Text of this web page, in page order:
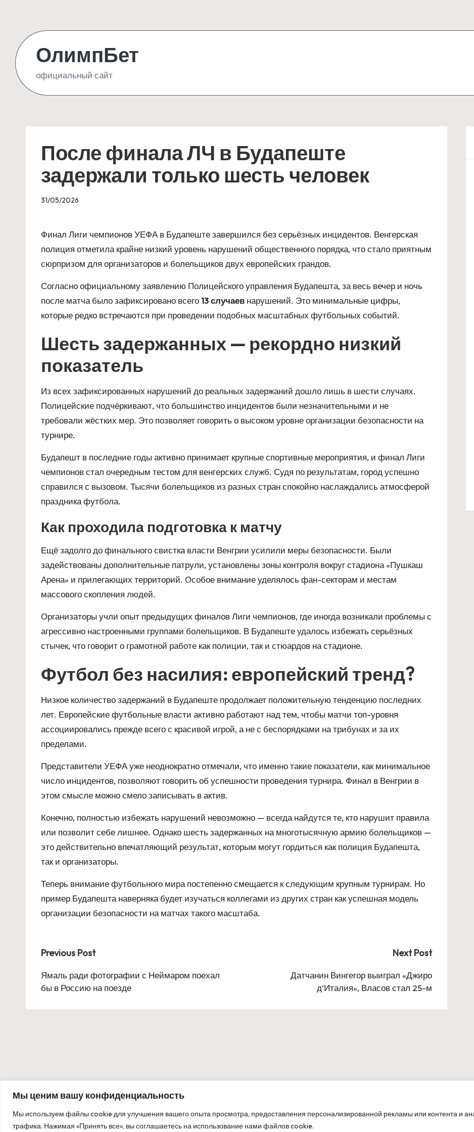
Мы ценим вашу конфиденциальность
Мы используем файлы cookie для улучшения вашего опыта просмотра, предоставления персонализированной рекламы или контента и
трафика. Нажимая «Принять все», вы соглашаетесь на использование нами файлов cookie.
content
ОлимпБет
официальный сайт
После финала ЛЧ в Будапеште
задержали только шесть человек
31/05/2026
Финал Лиги чемпионов УЕФА в Будапеште завершился без серьёзных инцидентов. Венгерская
полиция отметила крайне низкий уровень нарушений общественного порядка, что стало приятным
сюрпризом для организаторов и болельщиков двух европейских грандов.
Согласно официальному заявлению Полицейского управления Будапешта, за весь вечер и ночь
после матча было зафиксировано всего13 случаев нарушений. Это минимальные цифры,
которые редко встречаются при проведении подобных масштабных футбольных событий.
Шесть задержанных — рекордно низкий
показатель
Из всех зафиксированных нарушений до реальных задержаний дошло лишь в шести случаях.
Полицейские подчёркивают, что большинство инцидентов были незначительными и не
требовали жёстких мер. Это позволяет говорить о высоком уровне организации безопасности на
турнире.
Будапешт в последние годы активно принимает крупные спортивные мероприятия, и финал Лиги
чемпионов стал очередным тестом для венгерских служб. Судя по результатам, город успешно
справился с вызовом. Тысячи болельщиков из разных стран спокойно наслаждались атмосферой
праздника футбола.
Как проходила подготовка к матчу
Ещё задолго до финального свистка власти Венгрии усилили меры безопасности. Были
задействованы дополнительные патрули, установлены зоны контроля вокруг стадиона «Пушкаш
Арена» и прилегающих территорий. Особое внимание уделялось фан-секторам и местам
массового скопления людей.
Организаторы учли опыт предыдущих финалов Лиги чемпионов, где иногда возникали проблемы с
агрессивно настроенными группами болельщиков. В Будапеште удалось избежать серьёзных
стычек, что говорит о грамотной работе как полиции, так и стюардов на стадионе.
Футбол без насилия: европейский тренд?
Низкое количество задержаний в Будапеште продолжает положительную тенденцию последних
лет. Европейские футбольные власти активно работают над тем, чтобы матчи топ-уровня
ассоциировались прежде всего с красивой игрой, а не с беспорядками на трибунах и за их
пределами.
Представители УЕФА уже неоднократно отмечали, что именно такие показатели, как минимальное
число инцидентов, позволяют говорить об успешности проведения турнира. Финал в Венгрии в
этом смысле можно смело записывать в актив.
Конечно, полностью избежать нарушений невозможно — всегда найдутся те, кто нарушит правила
или позволит себе лишнее. Однако шесть задержанных на многотысячную армию болельщиков —
это действительно впечатляющий результат, которым могут гордиться как полиция Будапешта,
так и организаторы.
Теперь внимание футбольного мира постепенно смещается к следующим крупным турнирам. Но
пример Будапешта наверняка будет изучаться коллегами из других стран как успешная модель
организации безопасности на матчах такого масштаба.
Post
navigation
Previous Post
Ямаль ради фотографии с Неймаром поехал
бы в Россию на поезде
Next Post
Датчанин Вингегор выиграл «Джиро
д’Италия», Власов стал 25-м
Copyright 2026 — ОлимпБет. All rights reserved.